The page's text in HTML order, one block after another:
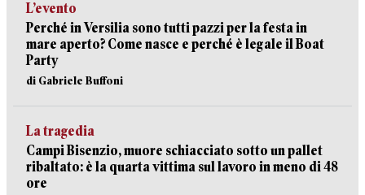
L’evento
Perché in Versilia sono tutti pazzi per la festa in
mare aperto? Come nasce e perché è legale il Boat
Party
di Gabriele Buffoni
La tragedia
Campi Bisenzio, muore schiacciato sotto un pallet
ribaltato: è la quarta vittima sul lavoro in meno di 48
ore